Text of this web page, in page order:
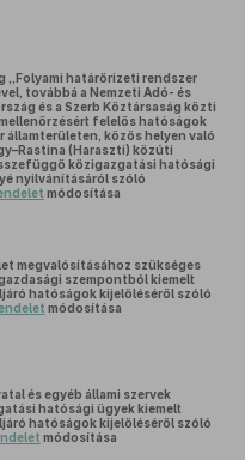
„Folyami határőrizeti rendszer
továbbá a Nemzeti Adó- és
és a Szerb Köztársaság közti
felelős hatóságok
államterületen, közös helyen való
(Haraszti) közúti
közigazgatási hatósági
nyilvánításáról szóló
módosítása
megvalósításához szükséges
szempontból kiemelt
hatóságok kijelöléséről szóló
módosítása
és egyéb állami szervek
hatósági ügyek kiemelt
hatóságok kijelöléséről szóló
módosítása